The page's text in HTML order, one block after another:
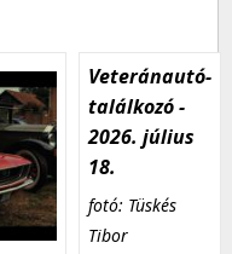
Veteránautó-
találkozó -
2026. július
18.
fotó: Tüskés
Tibor